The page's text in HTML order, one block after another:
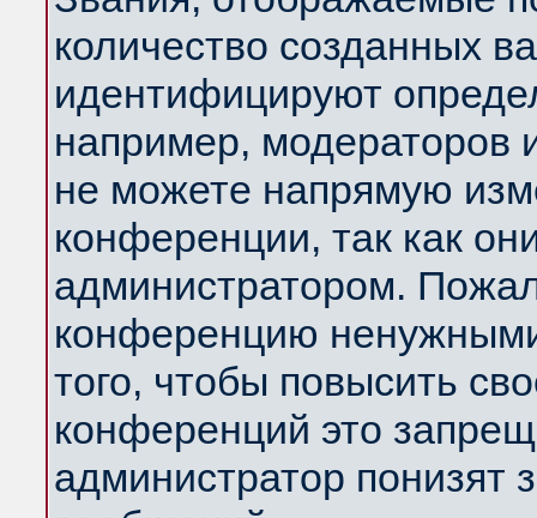
количество созданных
идентифицируют
например, модераторов
не можете напрямую
конференции, так как
администратором.
конференцию
того, чтобы повысить
конференций это
администратор понизят